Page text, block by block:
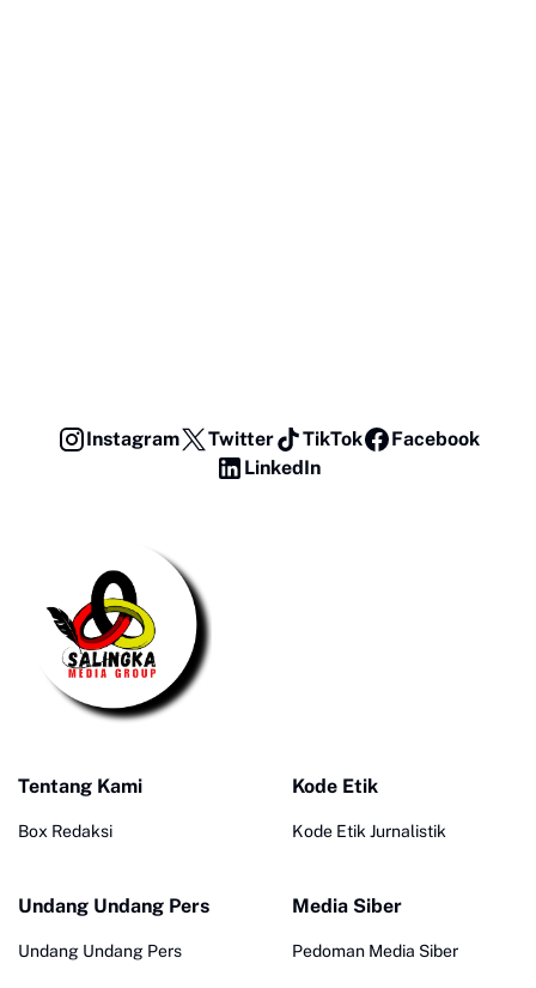
Instagram Twitter TikTok
Facebook
LinkedIn
Tentang Kami
Box Redaksi
Kode Etik
Kode Etik Jurnalistik
Undang Undang Pers
Undang Undang Pers
Media Siber
Pedoman Media Siber